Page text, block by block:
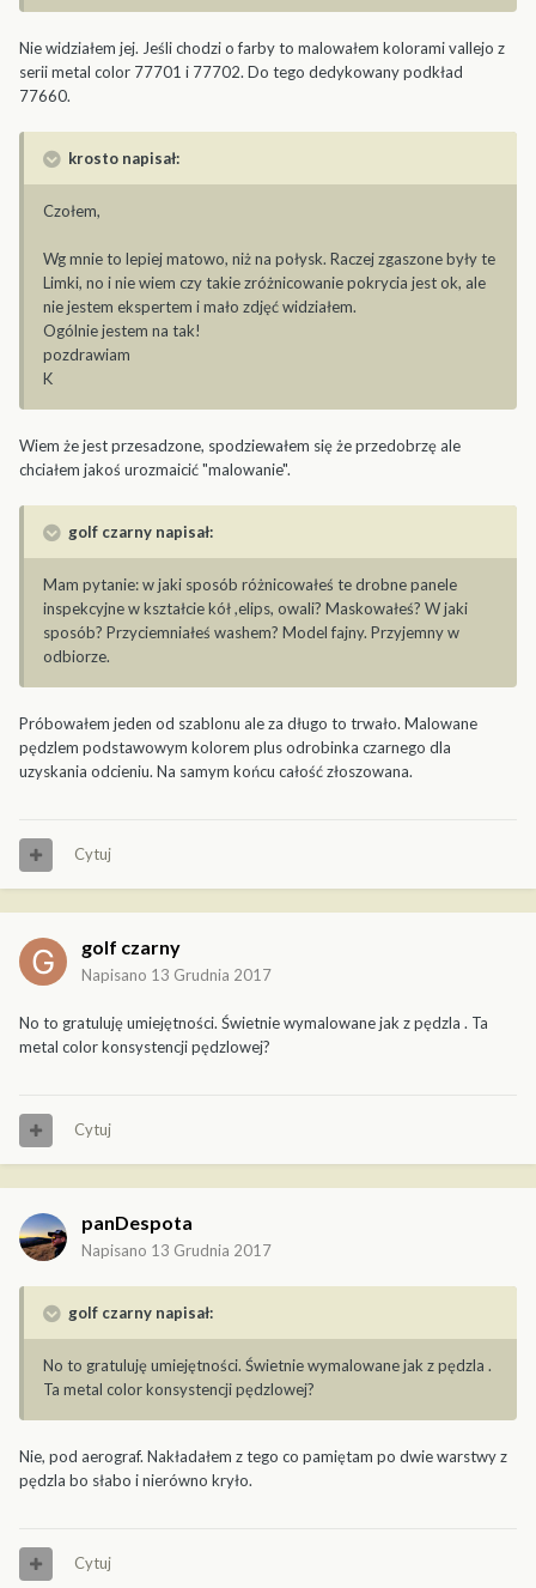
Nie widziałem jej. Jeśli chodzi o farby to malowałem kolorami vallejo z
serii metal color 77701 i 77702. Do tego dedykowany podkład
77660.
krosto napisał:
Czołem,
Wg mnie to lepiej matowo, niż na połysk. Raczej zgaszone były te
Limki, no i nie wiem czy takie zróżnicowanie pokrycia jest ok, ale
nie jestem ekspertem i mało zdjęć widziałem.
Ogólnie jestem na tak!
pozdrawiam
K
Wiem że jest przesadzone, spodziewałem się że przedobrzę ale
chciałem jakoś urozmaicić "malowanie".
golf czarny napisał:
Mam pytanie: w jaki sposób różnicowałeś te drobne panele
inspekcyjne w kształcie kół ,elips, owali? Maskowałeś? W jaki
sposób? Przyciemniałeś washem? Model fajny. Przyjemny w
odbiorze.
Próbowałem jeden od szablonu ale za długo to trwało. Malowane
pędzlem podstawowym kolorem plus odrobinka czarnego dla
uzyskania odcieniu. Na samym końcu całość złoszowana.
Cytuj
golf czarny
Napisano 13 Grudnia 2017
No to gratuluję umiejętności. Świetnie wymalowane jak z pędzla . Ta
metal color konsystencji pędzlowej?
Cytuj
panDespota
Napisano 13 Grudnia 2017
golf czarny napisał:
No to gratuluję umiejętności. Świetnie wymalowane jak z pędzla .
Ta metal color konsystencji pędzlowej?
Nie, pod aerograf. Nakładałem z tego co pamiętam po dwie warstwy z
pędzla bo słabo i nierówno kryło.
Cytuj